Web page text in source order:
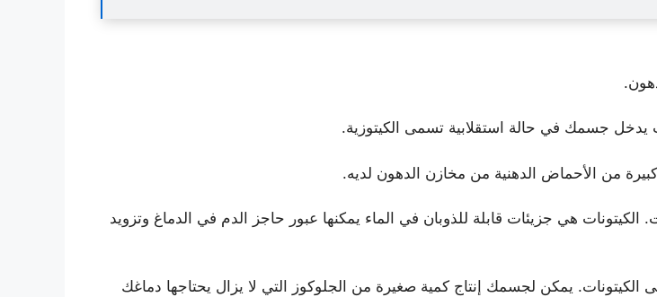
يدخل جسمك في حالة استقلابية تسمى الكيتوزية.
من الأحماض الدهنية من مخازن الدهون لديه.
الكيتونات هي جزيئات قابلة للذوبان في الماء يمكنها عبور حاجز الدم في الدماغ وتزويد
الكيتونات. يمكن لجسمك إنتاج كمية صغيرة من الجلوكوز التي لا يزال يحتاجها دماغك